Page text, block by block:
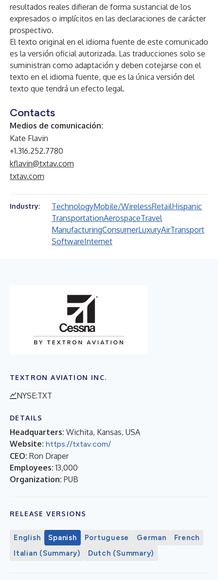
resultados reales difieran de forma sustancial de los
expresados o implícitos en las declaraciones de carácter
prospectivo.
El texto original en el idioma fuente de este comunicado
es la versión oficial autorizada. Las traducciones solo se
suministran como adaptación y deben cotejarse con el
texto en el idioma fuente, que es la única versión del
texto que tendrá un efecto legal.
Contacts
Medios de comunicación:
Kate Flavin
+1.316.252.7780
kflavin@txtav.com
txtav.com
Industry: TechnologyMobile/WirelessRetailHispanic
TransportationAerospaceTravel
ManufacturingConsumerLuxuryAirTransport
SoftwareInternet
TEXTRON AVIATION INC.
NYSE:TXT
DETAILS
Headquarters: Wichita, Kansas, USA
Website: https://txtav.com/
CEO: Ron Draper
Employees: 13,000
Organization: PUB
RELEASE VERSIONS
English Spanish Portuguese German
French
Italian (Summary)
Dutch (Summary)